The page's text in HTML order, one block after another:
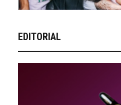
EDITORIAL